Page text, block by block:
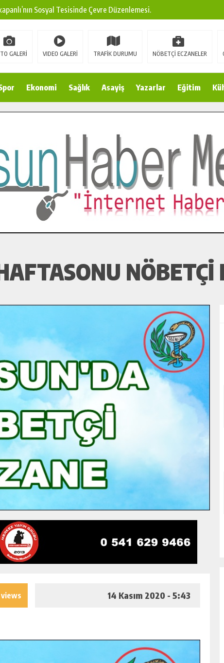
Sosyal Tesisinde Çevre Düzenlemesi.
Modern Ulaşım Yatırımı.
Edinilen Bilgi Türk Tarımına Katkı Sağlayacak.
Yeni Medya ve Fotoğrafçılığı Keşfetti.
Başkan Cüce’ye Veda Ziyareti.
Doğru.
GALERİ VIDEO GALERİ TRAFİK DURUMU NÖBETÇİ ECZANELER
Ekonomi Sağlık Asayiş Yazarlar Eğitim
NÖBETÇI
14 Kasım 2020 - 5:43